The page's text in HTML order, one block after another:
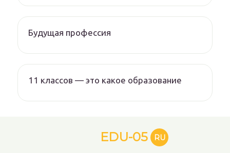
Будущая профессия
11 классов — это какое образование
EDU-05 RU